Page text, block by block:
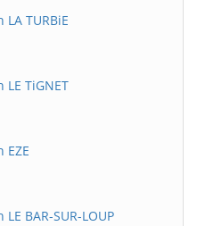
TURBiE
TiGNET
BAR-SUR-LOUP